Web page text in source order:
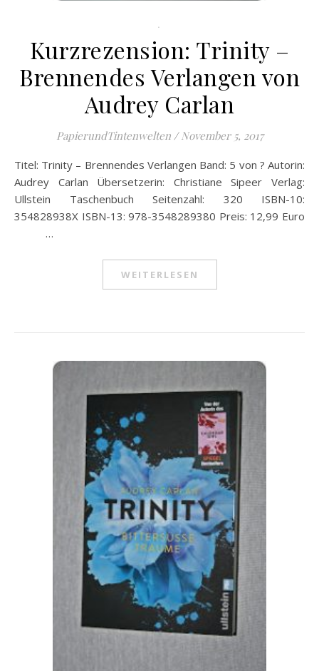
.
Kurzrezension: Trinity –
Brennendes Verlangen von
Audrey Carlan
PapierundTintenwelten / November 5, 2017
Titel: Trinity – Brennendes Verlangen Band: 5 von ? Autorin:
Audrey Carlan Übersetzerin: Christiane Sipeer Verlag:
Ullstein Taschenbuch Seitenzahl: 320 ISBN-10:
354828938X ISBN-13: 978-3548289380 Preis: 12,99 Euro
…
WEITERLESEN